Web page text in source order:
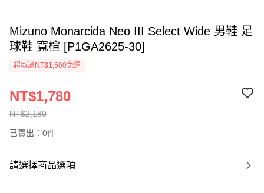
Mizuno Monarcida Neo III Select Wide 男鞋 足
球鞋 寬楦 [P1GA2625-30]
超取滿NT$1,500免運
NT$2,180
NT$1,780
已賣出：0件
請選擇商品選項